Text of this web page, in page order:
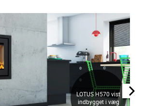
LOTUS H570 vist
indbygget i væg